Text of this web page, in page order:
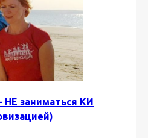
заниматься КИ